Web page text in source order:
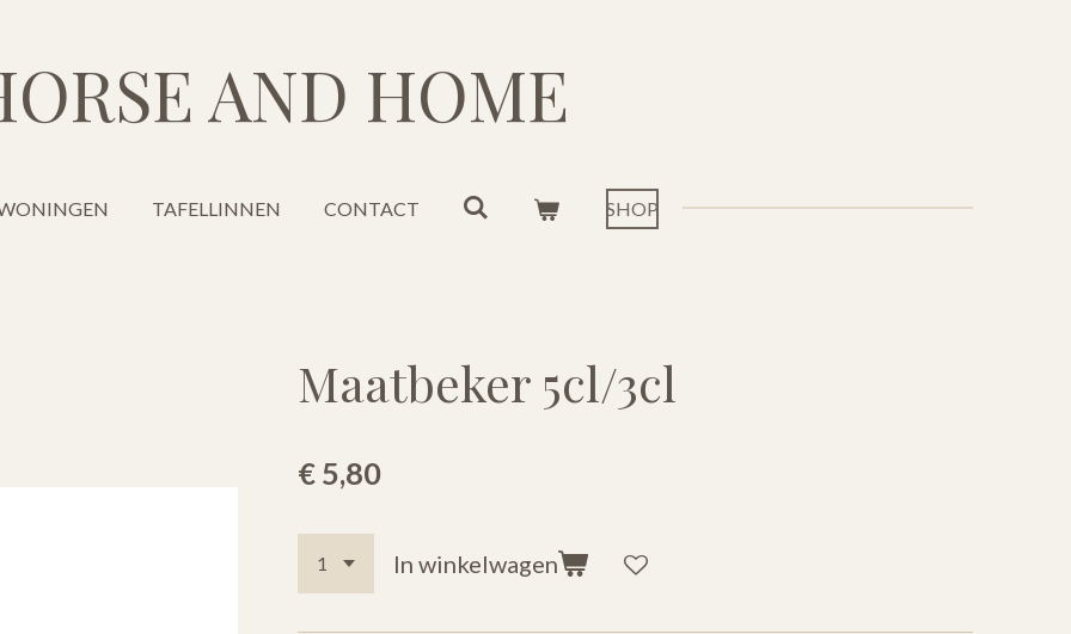
AND HOME
TAFELLINNEN CONTACT SHOP
Maatbeker 5cl/3cl
€ 5,80
In winkelwagen